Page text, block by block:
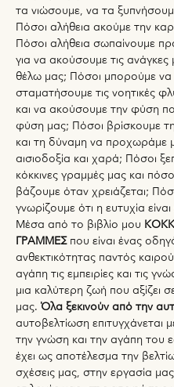
τα νιώσουμε, να τα
Πόσοι αλήθεια ακούμε την
Πόσοι αλήθεια σωπαίνουμε
για να ακούσουμε τις ανάγκες
θέλω μας; Πόσοι μπορούμε να
σταματήσουμε τις νοητικές
και να ακούσουμε την φύση
φύση μας; Πόσοι βρίσκουμε
και τη δύναμη να προχωράμε
αισιοδοξία και χαρά; Πόσοι
κόκκινες γραμμές μας και
βάζουμε όταν χρειάζεται;
γνωρίζουμε ότι η ευτυχία είναι
Μέσα από το βιβλίο μου
ΓΡΑΜΜΕΣ που είναι ένας
ανθεκτικότητας παντός
αγάπη τις εμπειρίες και τις
μια καλύτερη ζωή που αξίζει
μας. Όλα ξεκινούν από την
αυτοβελτίωση επιτυγχάνεται
την γνώση και την αγάπη του
έχει ως αποτέλεσμα την
σχέσεις μας, στην εργασία